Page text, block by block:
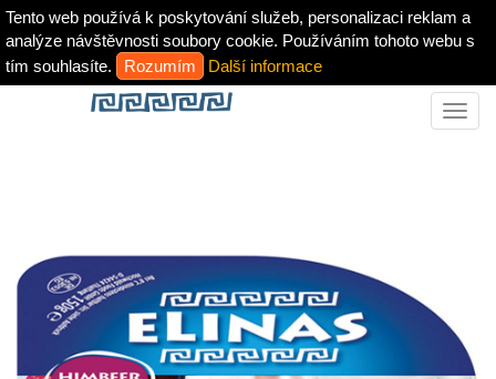
Tento web používá k poskytování služeb, personalizaci reklam a
analýze návštěvnosti soubory cookie. Používáním tohoto webu s
tím souhlasíte.
Rozumím Další informace